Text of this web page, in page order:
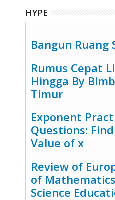
HYPE
Bangun Ruang
Rumus Cepat
Hingga By
Timur
Exponent
Questions:
Value of x
Review of
of
Science